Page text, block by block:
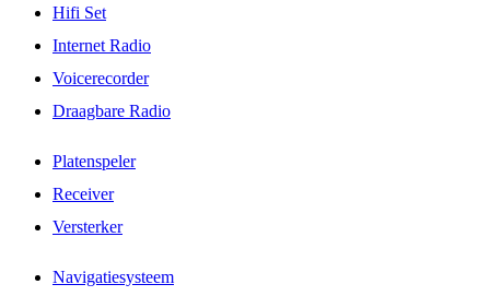
Hifi Set
Internet Radio
Voicerecorder
Draagbare Radio
Platenspeler
Receiver
Versterker
Navigatiesysteem